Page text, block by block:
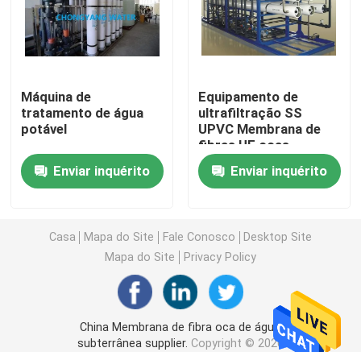
Sistemas de Destilação de Múltiplos Efeitos (MED)
Sistemas de preparação de solução
Sistemas CIP e SIP
Sistemas eletrónicos de água ultrapura (UPW)
Sistemas de Água Médica
Sistemas de Osmose Reversa para Dessalinização de
Máquina de
tratamento de água
potável
Enviar inquérito
Equipamento de
ultrafiltração SS
UPVC Membrana de
fibras UF ocas
Enviar inquérito
Casa Mapa do Site Fale Conosco
Desktop Site
Mapa do Site
Privacy Policy
China Membrana de fibra oca de água
subterrânea supplier. Copyright © 2026